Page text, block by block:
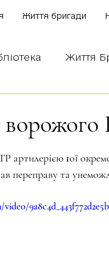
Життя бригади
Життя
артилерією 1ої
переправу та